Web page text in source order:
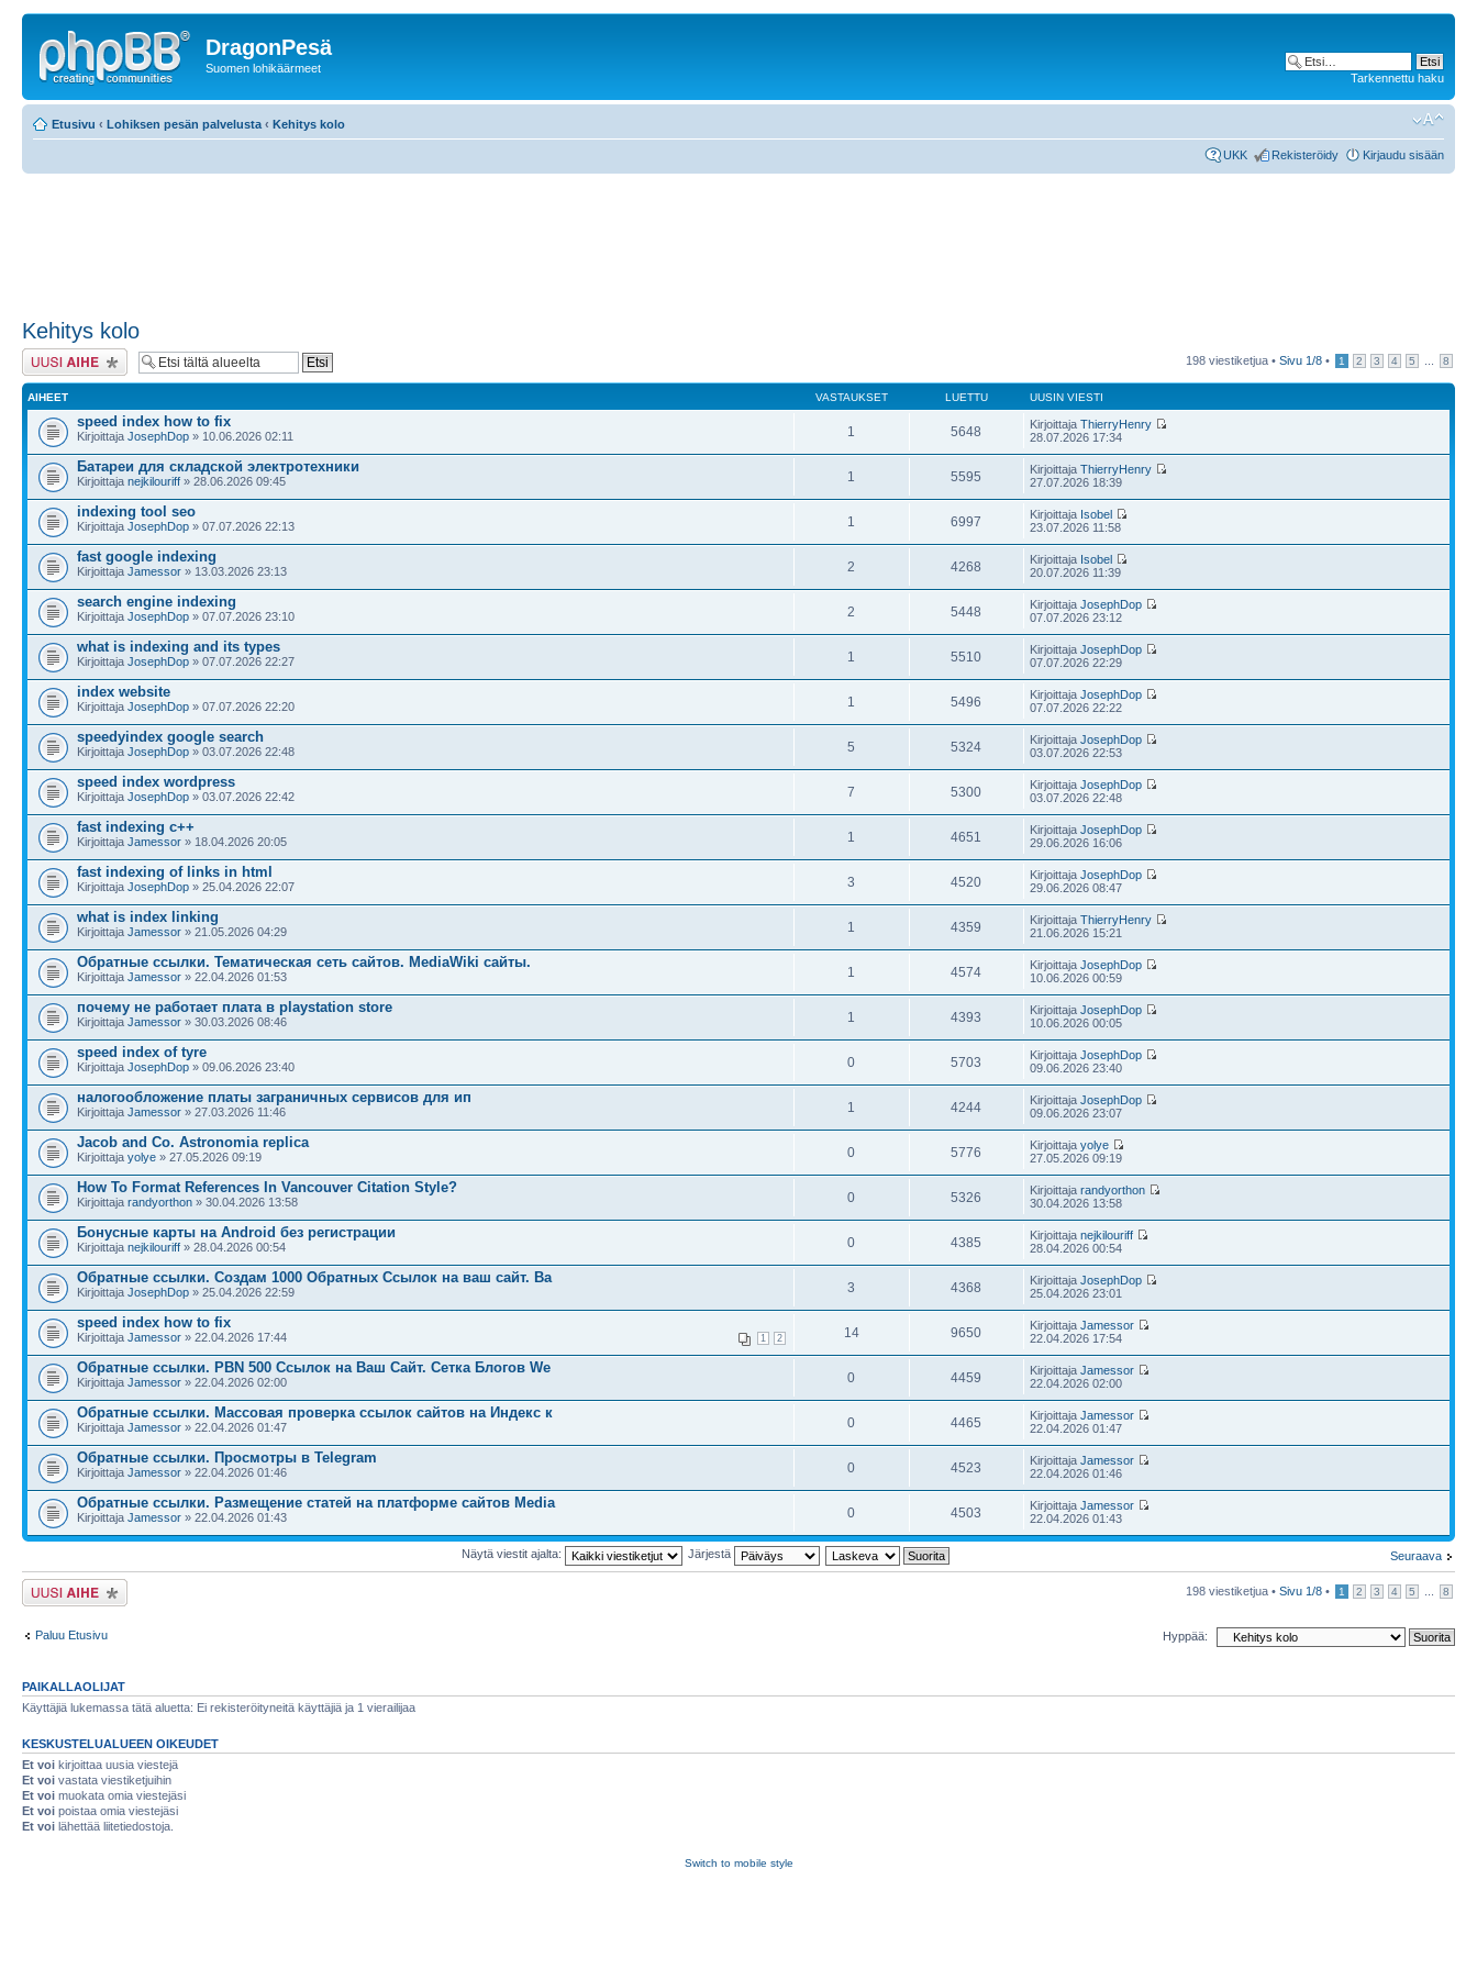
DragonPesä
Suomen lohikäärmeet
Tarkennettu haku
Etusivu ‹ Lohiksen pesän palvelusta ‹ Kehitys kolo
UKK Rekisteröidy Kirjaudu sisään
Kehitys kolo
Lähetä uusi viesti 198 viestiketjua • Sivu 1/8 • 1 2 3 4 5 8
AIHEET VASTAUKSET LUETTU UUSIN VIESTI
speed index how to fix
Kirjoittaja JosephDop » 10.06.2026 02:11 1 5648 KirjoittajaThierryHenry
28.07.2026 17:34
Батареи для складской электротехники
Kirjoittaja nejkilouriff » 28.06.2026 09:45 1 5595 KirjoittajaThierryHenry
27.07.2026 18:39
indexing tool seo
Kirjoittaja JosephDop » 07.07.2026 22:13 1 6997 Kirjoittaja Isobel
23.07.2026 11:58
fast google indexing
Kirjoittaja Jamessor » 13.03.2026 23:13 2 4268 Kirjoittaja Isobel
20.07.2026 11:39
search engine indexing
Kirjoittaja JosephDop » 07.07.2026 23:10 2 5448 KirjoittajaJosephDop
07.07.2026 23:12
what is indexing and its types
Kirjoittaja JosephDop » 07.07.2026 22:27 1 5510 KirjoittajaJosephDop
07.07.2026 22:29
index website
Kirjoittaja JosephDop » 07.07.2026 22:20 1 5496 KirjoittajaJosephDop
07.07.2026 22:22
speedyindex google search
Kirjoittaja JosephDop » 03.07.2026 22:48 5 5324 KirjoittajaJosephDop
03.07.2026 22:53
speed index wordpress
Kirjoittaja JosephDop » 03.07.2026 22:42 7 5300 KirjoittajaJosephDop
03.07.2026 22:48
fast indexing c++
Kirjoittaja Jamessor » 18.04.2026 20:05 1 4651 KirjoittajaJosephDop
29.06.2026 16:06
fast indexing of links in html
Kirjoittaja JosephDop » 25.04.2026 22:07 3 4520 KirjoittajaJosephDop
29.06.2026 08:47
what is index linking
Kirjoittaja Jamessor » 21.05.2026 04:29 1 4359 KirjoittajaThierryHenry
21.06.2026 15:21
Обратные ссылки. Тематическая сеть сайтов. MediaWiki сайты.
Kirjoittaja Jamessor » 22.04.2026 01:53 1 4574 KirjoittajaJosephDop
10.06.2026 00:59
почему не работает плата в playstation store
Kirjoittaja Jamessor » 30.03.2026 08:46 1 4393 KirjoittajaJosephDop
10.06.2026 00:05
speed index of tyre
Kirjoittaja JosephDop » 09.06.2026 23:40 0 5703 KirjoittajaJosephDop
09.06.2026 23:40
налогообложение платы заграничных сервисов для ип
Kirjoittaja Jamessor » 27.03.2026 11:46 1 4244 KirjoittajaJosephDop
09.06.2026 23:07
Jacob and Co. Astronomia replica
Kirjoittaja yolye » 27.05.2026 09:19 0 5776 Kirjoittajayolye
27.05.2026 09:19
How To Format References In Vancouver Citation Style?
Kirjoittaja randyorthon » 30.04.2026 13:58 0 5326 Kirjoittajarandyorthon
30.04.2026 13:58
Бонусные карты на Android без регистрации
Kirjoittaja nejkilouriff » 28.04.2026 00:54 0 4385 Kirjoittajanejkilouriff
28.04.2026 00:54
Обратные ссылки. Создам 1000 Обратных Ссылок на ваш сайт. Ba
Kirjoittaja JosephDop » 25.04.2026 22:59 3 4368 KirjoittajaJosephDop
25.04.2026 23:01
speed index how to fix
1 2
Kirjoittaja Jamessor » 22.04.2026 17:44 14 9650 KirjoittajaJamessor
22.04.2026 17:54
Обратные ссылки. PBN 500 Ссылок на Ваш Сайт. Сетка Блогов We
Kirjoittaja Jamessor » 22.04.2026 02:00 0 4459 KirjoittajaJamessor
22.04.2026 02:00
Обратные ссылки. Массовая проверка ссылок сайтов на Индекс к
Kirjoittaja Jamessor » 22.04.2026 01:47 0 4465 KirjoittajaJamessor
22.04.2026 01:47
Обратные ссылки. Просмотры в Telegram
Kirjoittaja Jamessor » 22.04.2026 01:46 0 4523 KirjoittajaJamessor
22.04.2026 01:46
Обратные ссылки. Размещение статей на платформе сайтов Media
Kirjoittaja Jamessor » 22.04.2026 01:43 0 4503 KirjoittajaJamessor
22.04.2026 01:43
Seuraava
Näytä viestit ajalta: Järjestä
Lähetä uusi viesti 198 viestiketjua • Sivu 1/8 • 1 2 3 4 5 8
Paluu Etusivu Hyppää:
PAIKALLAOLIJAT
Käyttäjiä lukemassa tätä aluetta: Ei rekisteröityneitä käyttäjiä ja 1 vierailijaa
KESKUSTELUALUEEN OIKEUDET
Et voi kirjoittaa uusia viestejä
Et voi vastata viestiketjuihin
Et voi muokata omia viestejäsi
Et voi poistaa omia viestejäsi
Et voi lähettää liitetiedostoja.
Switch to mobile style